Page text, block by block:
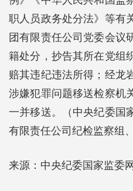
职人员政务处分法》等有
团有限责任公司党委会议
籍处分，抄告其所在党组
赔其违纪违法所得；经龙
涉嫌犯罪问题移送检察机
一并移送。（中央纪委国
有限责任公司纪检监察组
来源：中央纪委国家监委